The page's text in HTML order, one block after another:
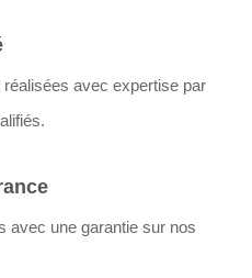
avec expertise par
avec une garantie sur nos